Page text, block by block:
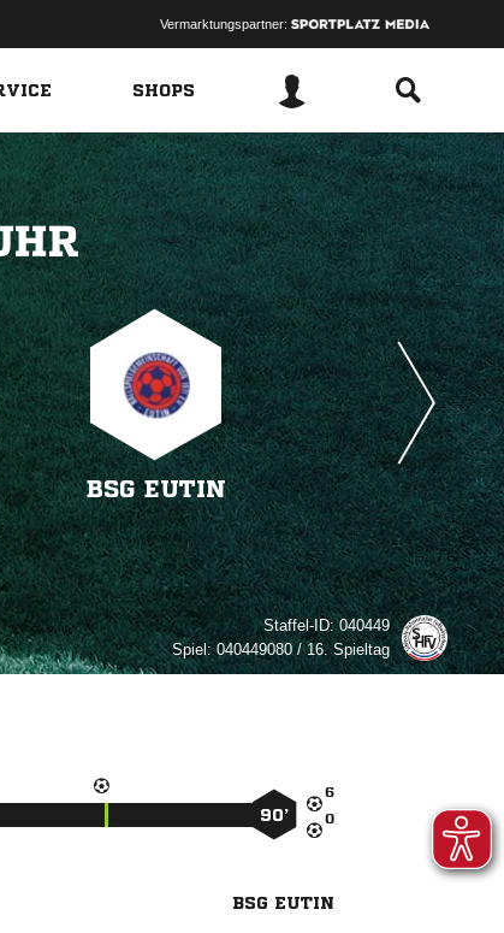
Vermarktungspartner:
SHOPS
BSG EUTIN
Staffel-ID:040449
Spiel:040449080 / 16. Spieltag


90’
BSG EUTIN